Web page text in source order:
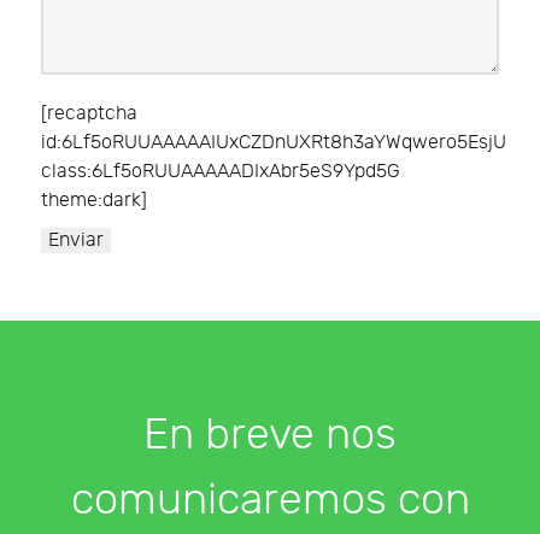
[recaptcha
id:6Lf5oRUUAAAAAIUxCZDnUXRt8h3aYWqwero5EsjU
class:6Lf5oRUUAAAAADIxAbr5eS9Ypd5G
theme:dark]
En breve nos
comunicaremos con